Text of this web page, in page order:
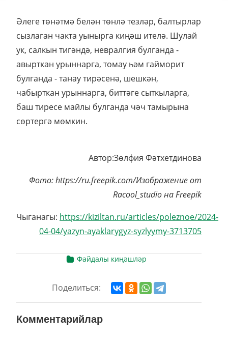
Әлеге төнәтмә белән төнлә тезләр, балтырлар
сызлаган чакта уынырга киңәш ителә. Шулай
ук, салкын тигәндә, невралгия булганда -
авырткан урыннарга, томау һәм гайморит
булганда - танау тирәсенә, шешкән,
чабырткан урыннарга, биттәге сыткыларга,
баш тиресе майлы булганда чәч тамырына
сөртергә мөмкин.
Автор:Зөлфия Фәтхетдинова
Фото: https://ru.freepik.com/Изображение от
Racool_studio на Freepik
Чыганагы: https://kiziltan.ru/articles/poleznoe/2024-
04-04/yazyn-ayaklarygyz-syzlyymy-3713705
Файдалы киңәшләр
Поделиться:
Комментарийлар